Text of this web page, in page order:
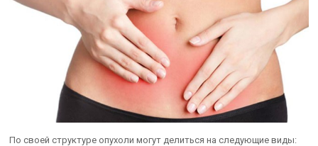
По своей структуре опухоли могут делиться на следующие виды: